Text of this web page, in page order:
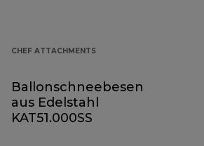
CHEF ATTACHMENTS
Ballonschneebesen
aus Edelstahl
KAT51.000SS